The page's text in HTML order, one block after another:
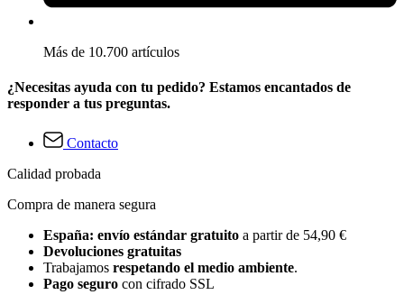
Más de 10.700 artículos
¿Necesitas ayuda con tu pedido? Estamos encantados de
responder a tus preguntas.
Contacto
Calidad probada
Compra de manera segura
España: envío estándar gratuito a partir de 54,90 €
Devoluciones gratuitas
Trabajamos respetando el medio ambiente.
Pago seguro con cifrado SSL